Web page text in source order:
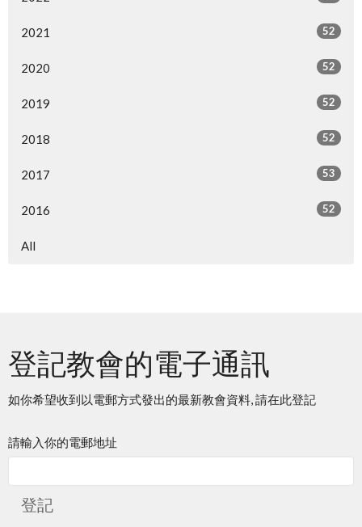
2021 52
2020 52
2019 52
2018 52
2017 53
2016 52
All
登記教會的電子通訊
如你希望收到以電郵方式發出的最新教會資料, 請在此登記
請輸入你的電郵地址
登記